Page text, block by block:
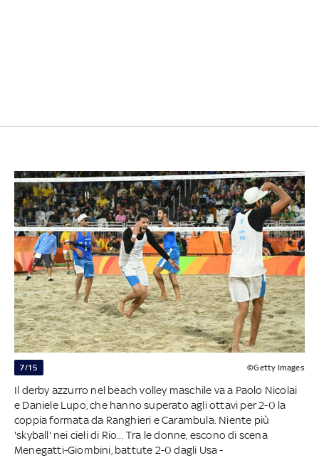
7/15 ©Getty Images
Il derby azzurro nel beach volley maschile va a Paolo Nicolai
e Daniele Lupo, che hanno superato agli ottavi per 2-0 la
coppia formata da Ranghieri e Carambula. Niente più
'skyball' nei cieli di Rio... Tra le donne, escono di scena
Menegatti-Giombini, battute 2-0 dagli Usa -